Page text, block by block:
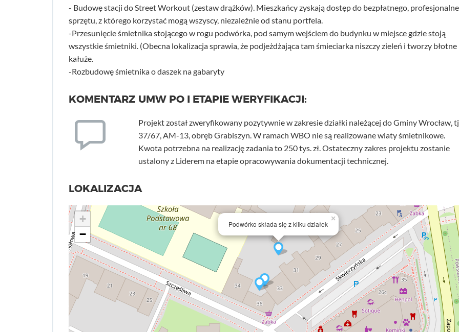
- Budowę stacji do Street Workout (zestaw drążków). Mieszkańcy zyskają dostęp do bezpłatnego,
sprzętu, z którego korzystać mogą wszyscy, niezależnie od stanu portfela.
-Przesunięcie śmietnika stojącego w rogu podwórka, pod samym wejściem do budynku w miejsce gdzie stoją
wszystkie śmietniki. (Obecna lokalizacja sprawia, że podjeżdżająca tam śmieciarka niszczy zieleń i tworzy błotne
kałuże.
-Rozbudowę śmietnika o daszek na gabaryty
KOMENTARZ UMW PO I ETAPIE WERYFIKACJI:
Projekt został zweryfikowany pozytywnie w zakresie działki należącej do Gminy Wrocław,
37/67, AM-13, obręb Grabiszyn. W ramach WBO nie są realizowane wiaty śmietnikowe.
Kwota potrzebna na realizację zadania to 250 tys. zł. Ostateczny zakres projektu zostanie
ustalony z Liderem na etapie opracowywania dokumentacji technicznej.
LOKALIZACJA
Podwórko składa się z kliku działek
×
+
−